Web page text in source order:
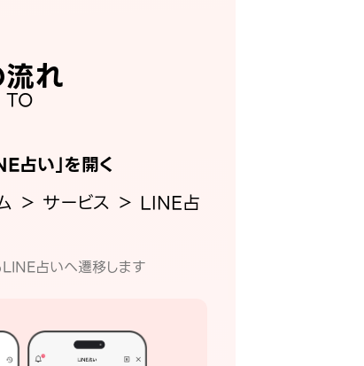
れ
占い」を開く
＞ サービス ＞ LINE占
占いへ遷移します